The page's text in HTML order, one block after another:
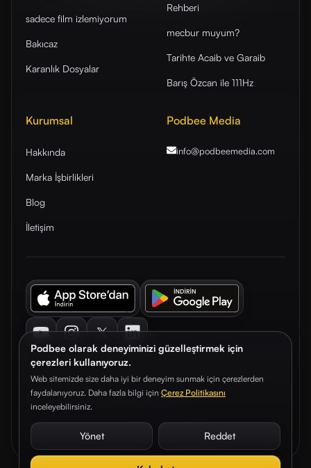
Podbee olarak deneyiminizi güzelleştirmek için
çerezleri kullanıyoruz.
Web sitemizde size daha iyi bir deneyim sunmak için çerezlerden
faydalanıyoruz. Daha fazla bilgi için Çerez Politikasını
inceleyebilirsiniz.
Yönet Reddet
sadece film izlemiyorum
Bakıcaz
Karanlık Dosyalar
Rehberi
mecbur muyum?
Tarihte Acaib ve Garaib
Barış Özcan ile 111Hz
Kurumsal
Hakkında
Marka İşbirlikleri
Blog
İletişim
Podbee Media
info@podbeemedia.com
© 2026. Podbee Media. Tüm hakları saklıdır.
Çerez TercihleriAydınlatma Metni Gizlilik Sözleşmesi